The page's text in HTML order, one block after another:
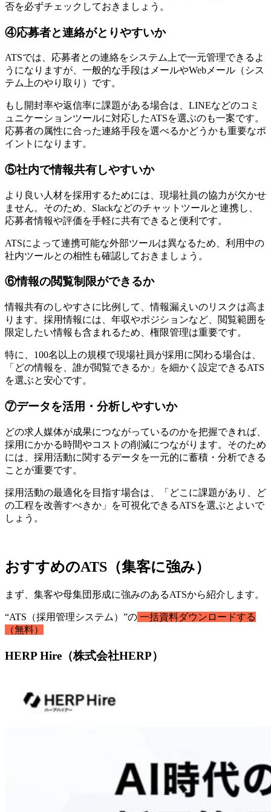
否を必ずチェックしておきましょう。
④応募者と連絡がとりやすいか
ATSでは、応募者との連絡をシステム上で一元管理できるよ
うになりますが、一般的な手段はメールやWebメール（シス
テム上のやり取り）です。
もし開封率や返信率に課題がある場合は、LINEなどのコミ
ュニケーションツールに対応したATSを選ぶのも一案です。
応募者の属性に合った連絡手段を選べるかどうかも重要なポ
イントになります。
⑤社内で情報共有しやすいか
より良い人材を採用するためには、現場社員の協力が欠かせ
ません。そのため、Slackなどのチャットツールと連携し、
応募者情報や評価を手軽に共有できると便利です。
ATSによって連携可能な外部ツールは異なるため、利用中の
社内ツールとの相性も確認しておきましょう。
⑥情報の閲覧制限ができるか
情報共有のしやすさに比例して、情報漏えいのリスクは高ま
ります。採用情報には、年収やポジションなど、閲覧範囲を
限定したい情報も含まれるため、権限管理は重要です。
特に、100名以上の規模で現場社員が採用に関わる場合は、
「どの情報を、誰が閲覧できるか」を細かく設定できるATS
を選ぶと安心です。
⑦データを活用・分析しやすいか
どの求人媒体が成果につながっているのかを把握できれば、
採用にかかる時間やコストの削減につながります。そのため
には、採用活動に関するデータを一元的に蓄積・分析できる
ことが重要です。
採用活動の最適化を目指す場合は、「どこに課題があり、ど
の工程を改善すべきか」を可視化できるATSを選ぶとよいで
しょう。
おすすめのATS（集客に強み）
まず、集客や母集団形成に強みのあるATSから紹介します。
“ATS（採用管理システム）”の 一括資料ダウンロードする
（無料）
HERP Hire（株式会社HERP）